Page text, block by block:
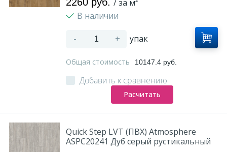
/ за м²
В наличии
- + упак
Общая стоимость 10147.4 руб.
Добавить к сравнению
Расчитать
Quick Step LVT (ПВХ) Atmosphere
ASPC20241 Дуб серый рустикальный